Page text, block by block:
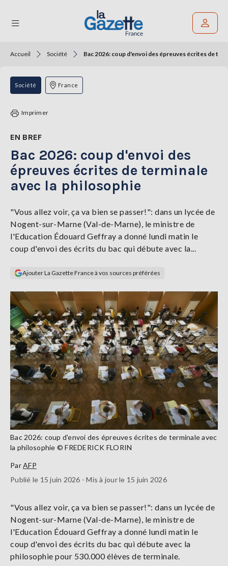
THÉMATIQUES
RÉGIONS
TENDANCES
SERVICES
LA
Se
connecter
S'abonner
Accueil Société Bac 2026: coup d'envoi des épreuves écrites de
Société France
Imprimer
EN BREF
Bac 2026: coup d'envoi des
épreuves écrites de terminale
avec la philosophie
"Vous allez voir, ça va bien se passer!": dans un lycée de
Nogent-sur-Marne (Val-de-Marne), le ministre de
l'Education Édouard Geffray a donné lundi matin le
coup d'envoi des écrits du bac qui débute avec la...
Ajouter La Gazette France à vos sources préférées
Bac 2026: coup d'envoi des épreuves écrites de terminale avec
la philosophie © FREDERICK FLORIN
ParAFP
Publié le 15 juin 2026 - Mis à jour le 15 juin 2026
"Vous allez voir, ça va bien se passer!": dans un lycée de
Nogent-sur-Marne (Val-de-Marne), le ministre de
l'Education Édouard Geffray a donné lundi matin le
coup d'envoi des écrits du bac qui débute avec la
philosophie pour 530.000 élèves de terminale.